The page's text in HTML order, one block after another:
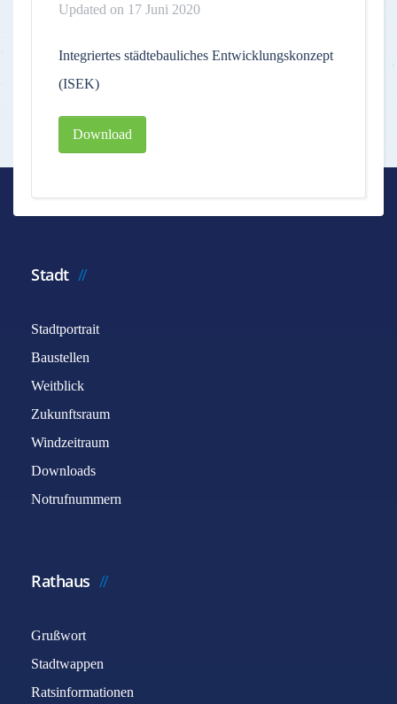
Updated on 17 Juni 2020
Integriertes städtebauliches Entwicklungskonzept
(ISEK)
Download
Stadt
Stadtportrait
Baustellen
Weitblick
Zukunftsraum
Windzeitraum
Downloads
Notrufnummern
Rathaus
Grußwort
Stadtwappen
Ratsinformationen